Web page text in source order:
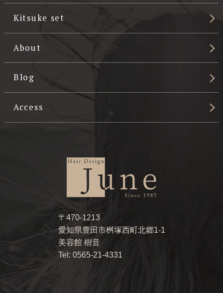
Kitsuke set
About
Blog
Access
〒470-1213
愛知県豊田市桝塚西町北郷1-1
美容館 樹音
Tel: 0565-21-4331